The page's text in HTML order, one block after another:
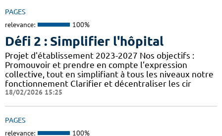
PAGES
relevance: 100%
Défi 2 : Simplifier l'hôpital
Projet d'établissement 2023-2027 Nos objectifs :
Promouvoir et prendre en compte l’expression
collective, tout en simplifiant à tous les niveaux notre
fonctionnement Clarifier et décentraliser les cir
18/02/2026 15:25
PAGES
relevance: 100%